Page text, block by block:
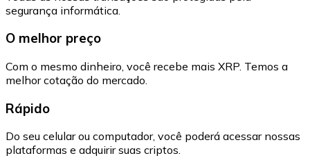
segurança informática.
O melhor preço
Com o mesmo dinheiro, você recebe mais XRP. Temos a
melhor cotação do mercado.
Rápido
Do seu celular ou computador, você poderá acessar nossas
plataformas e adquirir suas criptos.